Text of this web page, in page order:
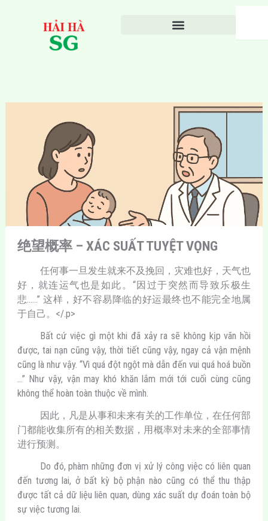
绝望概率 – XÁC SUẤT TUYỆT VỌNG
任何事一旦发生就来不及挽回，灾难也好，天气也
好，就连运气也是如此。“因过于突然而导致乐极生
悲……” 这样，好不容易降临的好运最终也不能完全地属
于自己。</.p>
Bất cứ việc gì một khi đã xảy ra sẽ không kịp vãn hồi
được, tai nạn cũng vậy, thời tiết cũng vậy, ngay cả vận mệnh
cũng là như vậy. “Vì quá đột ngột mà dẫn đến vui quá hoá buồn
…” Như vậy, vận may khó khăn lắm mới tới cuối cùng cũng
không thể hoàn toàn thuộc về mình.
因此，凡是从事和未来有关的工作单位，在任何部
门都能收集所有的相关数据，用概率对未来的全部事情
进行预测。
Do đó, phàm những đơn vị xử lý công việc có liên quan
đến tương lai, ở bất kỳ bộ phận nào cũng có thể thu thập
được tất cả dữ liệu liên quan, dùng xác suất dự đoán toàn bộ
sự việc tương lai.